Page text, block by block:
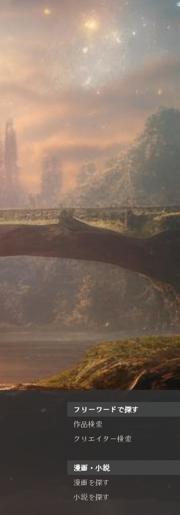
フリーワードで探す
作品検索
クリエイター検索
漫画・小説
漫画を探す
小説を探す